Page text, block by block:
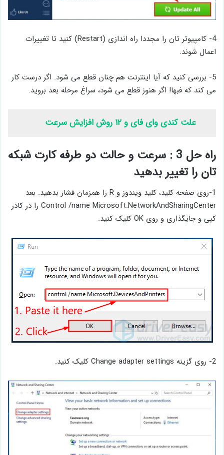
4- کامپیوتر تان را مجددا راه اندازی (Restart) کنید تا تغییرات
اعمال شوند.
5- بررسی کنید که آیا اینترنت هم چنان قطع می شود. اگر درست کار
می کند که فبها! اگر هنوز قطع می‌ شود، سراغ مرحله بعد بروید.
علت کندی وای فای و ۱۲ روش افزایش سرعت
راه حل 3 : سرعت و حالت دو طرفه کارت شبکه
تان را تغییر بدهید
1-روی صفحه کلید، کلید ویندوز و R را همزمان فشار بدهید. بعد
Control /name Microsoft.NetworkAndSharingCenter را در کادر
کپی و جایگذاری و روی OK کلیک کنید.
2- روی گزینه Change adapter settings کلیک کنید.